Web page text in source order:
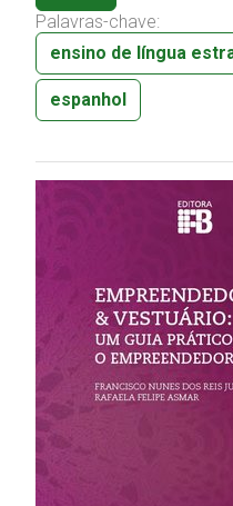
Palavras-chave:
ensino de língua
espanhol